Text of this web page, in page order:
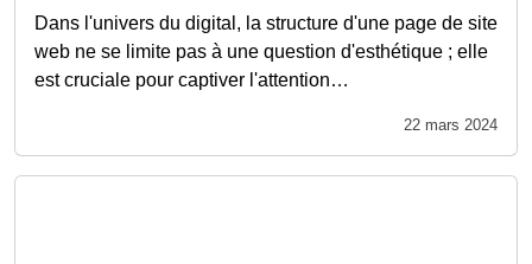
Dans l'univers du digital, la structure d'une page de site
web ne se limite pas à une question d'esthétique ; elle
est cruciale pour captiver l'attention…
22 mars 2024